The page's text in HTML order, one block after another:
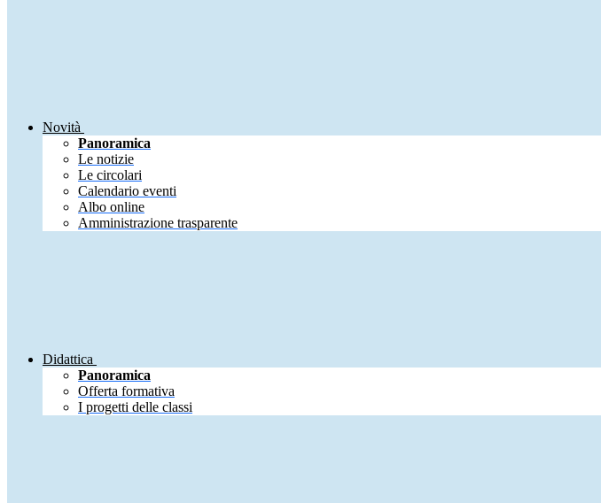
Novità
Panoramica
Le notizie
Le circolari
Calendario eventi
Albo online
Amministrazione trasparente
Didattica
Panoramica
Offerta formativa
I progetti delle classi